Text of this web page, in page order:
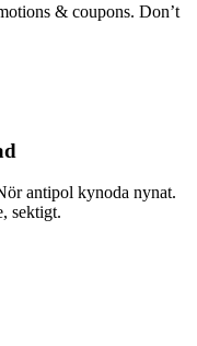
& coupons. Don’t
antipol kynoda nynat.
sektigt.